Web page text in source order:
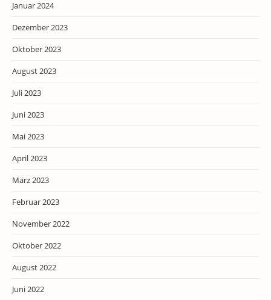
Januar 2024
Dezember 2023
Oktober 2023
August 2023
Juli 2023
Juni 2023
Mai 2023
April 2023
März 2023
Februar 2023
November 2022
Oktober 2022
August 2022
Juni 2022